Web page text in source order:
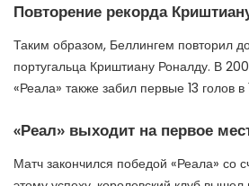
Повторение рекорда
Таким образом, Беллингем повторил
португальца Криштиану Роналду. В
«Реала» также забил первые 13 голов в
«Реал» выходит на первое
Матч закончился победой «Реала» со